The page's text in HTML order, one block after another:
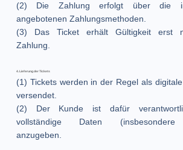
(2) Die Zahlung erfolgt über die
angebotenen Zahlungsmethoden.
(3) Das Ticket erhält Gültigkeit erst
Zahlung.
4. Lieferung der Tickets
(1) Tickets werden in der Regel als
versendet.
(2) Der Kunde ist dafür
vollständige Daten (insbesondere
anzugeben.